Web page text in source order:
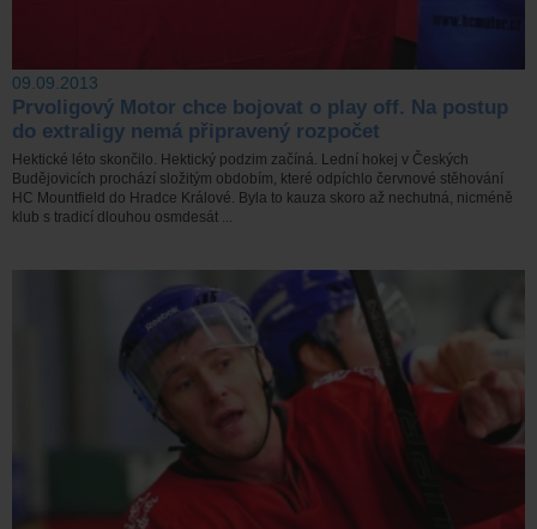
09.09.2013
Prvoligový Motor chce bojovat o play off. Na postup
do extraligy nemá připravený rozpočet
Hektické léto skončilo. Hektický podzim začíná. Lední hokej v Českých
Budějovicích prochází složitým obdobím, které odpíchlo červnové stěhování
HC Mountfield do Hradce Králové. Byla to kauza skoro až nechutná, nicméně
klub s tradicí dlouhou osmdesát ...